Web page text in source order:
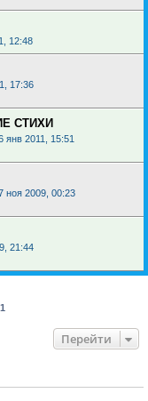
12:48
17:36
СТИХИ
янв 2011, 15:51
ноя 2009, 00:23
21:44
1
Перейти